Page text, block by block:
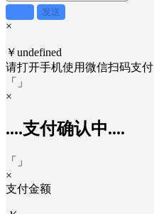
发送
×
￥undefined
请打开手机使用微信扫码支付
「
」
×
....支付确认中....
「
」
×
支付金额